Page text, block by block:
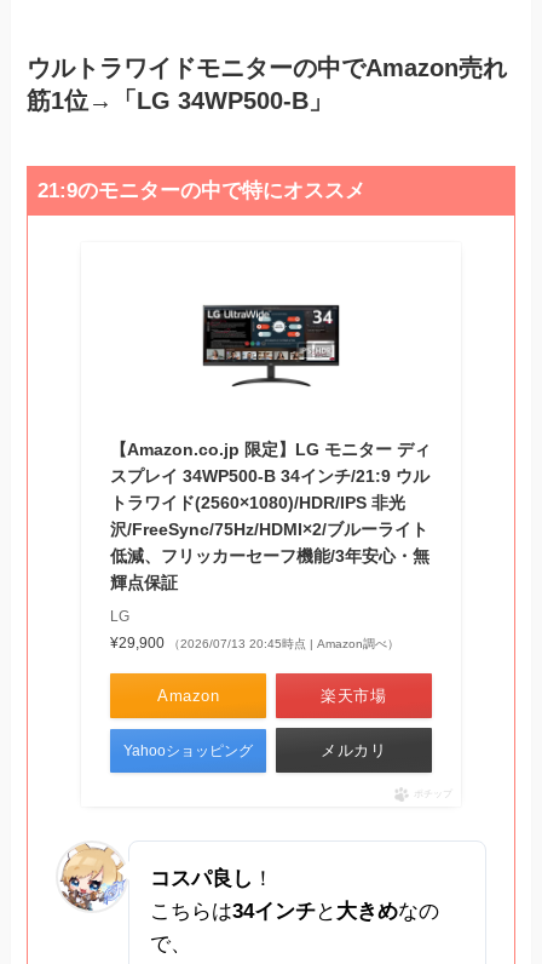
ウルトラワイドモニターの中でAmazon売れ
筋1位→「LG 34WP500-B」
21:9のモニターの中で特にオススメ
【Amazon.co.jp 限定】LG モニター ディ
スプレイ 34WP500-B 34インチ/21:9 ウル
トラワイド(2560×1080)/HDR/IPS 非光
沢/FreeSync/75Hz/HDMI×2/ブルーライト
低減、フリッカーセーフ機能/3年安心・無
輝点保証
LG
¥29,900
（2026/07/13 20:45時点 | Amazon調べ）
Amazon 楽天市場
Yahooショッピング メルカリ
ポチップ
コスパ良し ！
こちらは34インチと 大きめなの
で、